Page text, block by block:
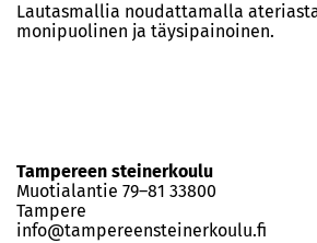
Lautasmallia noudattamalla
monipuolinen ja täysipainoinen.
Tampereen steinerkoulu
Muotialantie 79–81 33800
Tampere
info@tampereensteinerkoulu.fi